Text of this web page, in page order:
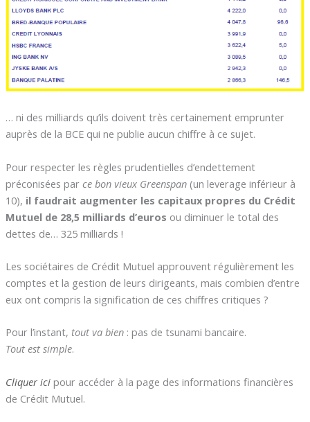
… ni des milliards qu’ils doivent très certainement emprunter
auprès de la BCE qui ne publie aucun chiffre à ce sujet.
Pour respecter les règles prudentielles d’endettement
préconisées par ce bon vieux Greenspan (un leverage inférieur à
10), il faudrait augmenter les capitaux propres du Crédit
Mutuel de 28,5 milliards d’euros ou diminuer le total des
dettes de… 325 milliards !
Les sociétaires de Crédit Mutuel approuvent régulièrement les
comptes et la gestion de leurs dirigeants, mais combien d’entre
eux ont compris la signification de ces chiffres critiques ?
Pour l’instant, tout va bien : pas de tsunami bancaire.
Tout est simple.
Cliquer icipour accéder à la page des informations financières
de Crédit Mutuel.